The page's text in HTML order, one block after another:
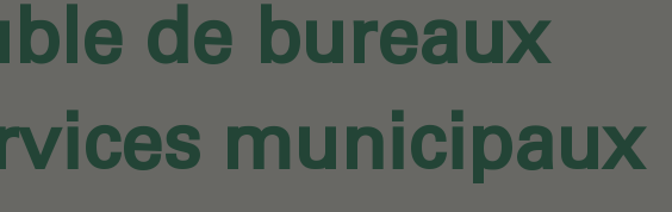
de bureaux
municipaux